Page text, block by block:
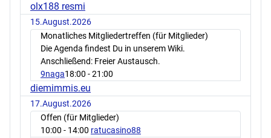
olx188 resmi
15.August.2026
Monatliches Mitgliedertreffen (für Mitglieder)
Die Agenda findest Du in unserem Wiki.
Anschließend: Freier Austausch.
9naga18:00 - 21:00
diemimmis.eu
17.August.2026
Offen (für Mitglieder)
10:00 - 14:00 ratucasino88